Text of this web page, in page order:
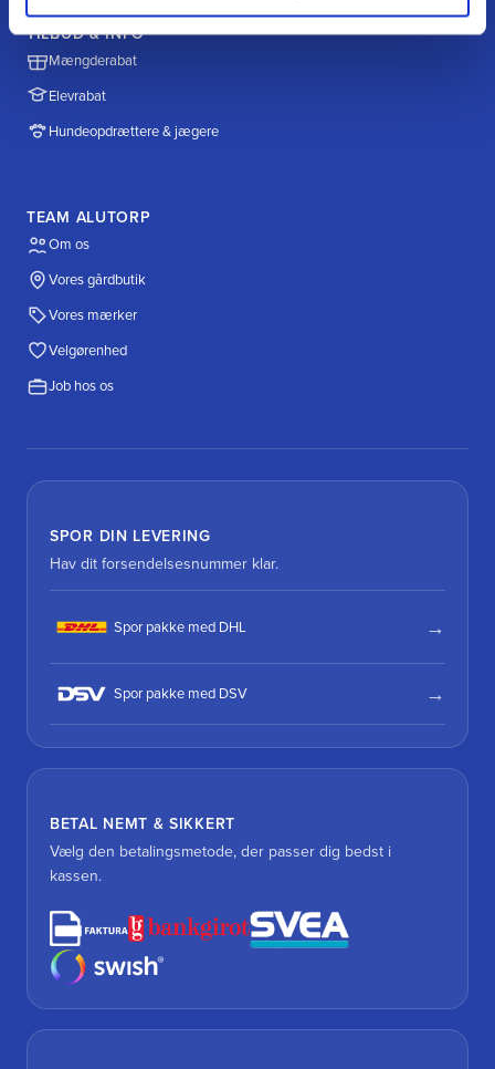
TILBUD & INFO
Mængderabat
Elevrabat
Hundeopdrættere & jægere
TEAM ALUTORP
Om os
Vores gårdbutik
Vores mærker
Velgørenhed
Job hos os
SPOR DIN LEVERING
Hav dit forsendelsesnummer klar.
Spor pakke med DHL
Spor pakke med DSV
BETAL NEMT & SIKKERT
Vælg den betalingsmetode, der passer dig bedst i
kassen.